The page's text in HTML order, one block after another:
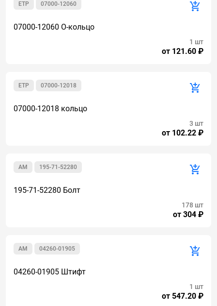
07000-12060
ETP
07000-12060 О-кольцо
от 121.60 ₽
1 шт
07000-12018
ETP
07000-12018 кольцо
от 102.22 ₽
3 шт
195-71-52280
AM
195-71-52280 Болт
от 304 ₽
178 шт
04260-01905
AM
04260-01905 Штифт
от 547.20 ₽
1 шт